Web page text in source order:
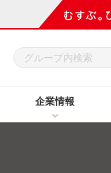
企業情報